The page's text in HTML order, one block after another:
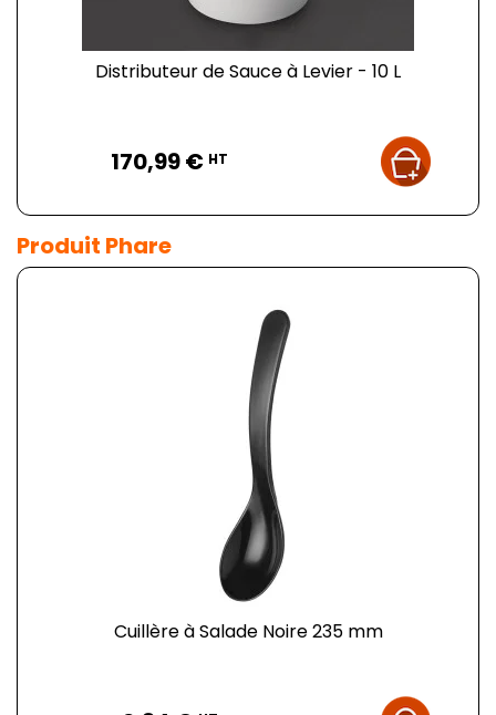
Distributeur de Sauce à Levier - 10 L
170,99 € HT
Produit Phare
Cuillère à Salade Noire 235 mm